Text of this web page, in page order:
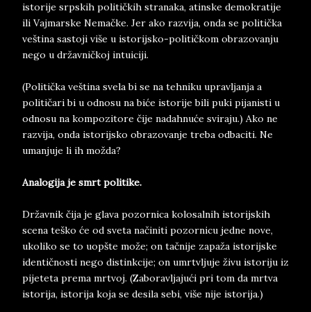
istorije srpskih političkih stranaka, atinske demokratije
ili Vajmarske Nemačke. Jer ako razvija, onda se politička
veština sastoji više u istorijsko-političkom obrazovanju
nego u državničkoj intuiciji.
(Politička veština svela bi se na tehniku upravljanja a
političari bi u odnosu na biće istorije bili puki pijanisti u
odnosu na kompozitore čije nadahnuće sviraju.) Ako ne
razvija, onda istorijsko obrazovanje treba odbaciti. Ne
umanjuje li ih možda?
Analogija je smrt politike.
Državnik čija je glava pozornica kolosalnih istorijskih
scena teško će od sveta načiniti pozornicu jedne nove,
ukoliko se to uopšte može; on tačnije zapaža istorijske
identičnosti nego distinkcije; on umrtvljuje živu istoriju iz
pijeteta prema mrtvoj. (Zaboravljajući pri tom da mrtva
istorija, istorija koja se desila sebi, više nije istorija.)